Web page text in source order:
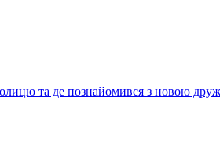
та де познайомився з новою